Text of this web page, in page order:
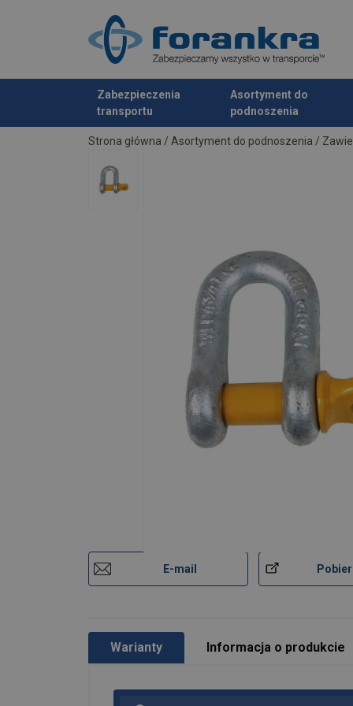
Zabezpieczenia
transportu
Asortyment do
podnoszenia
Dodano do zapytania
Strona główna / Asortyment do podnoszenia /
E-mail
Warianty Informacja o produkcie